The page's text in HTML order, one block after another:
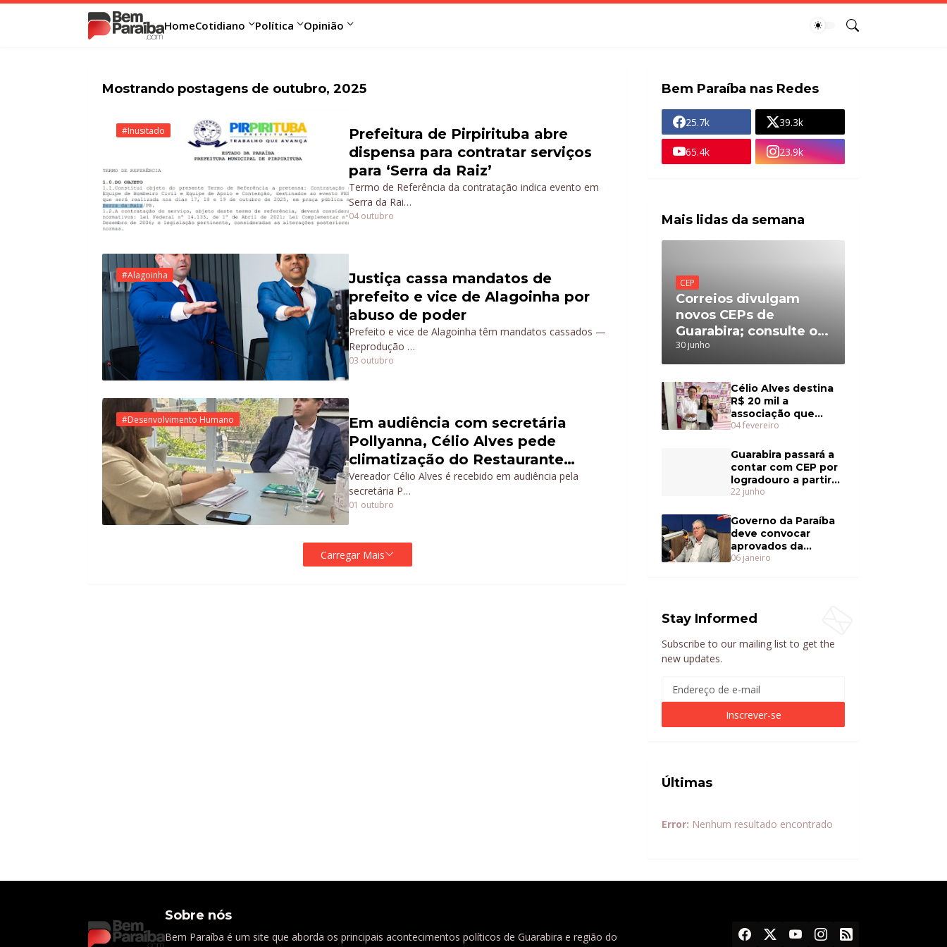
HomeCotidiano Política Opinião
Mostrando postagens de outubro, 2025
#Inusitado
Prefeitura de Pirpirituba abre
dispensa para contratar serviços
para ‘Serra da Raiz’
Termo de Referência da contratação indica evento em
Serra da Rai…
04 outubro
#Alagoinha
Justiça cassa mandatos de
prefeito e vice de Alagoinha por
abuso de poder
Prefeito e vice de Alagoinha têm mandatos cassados —
Reprodução …
03 outubro
#Desenvolvimento Humano
Em audiência com secretária
Pollyanna, Célio Alves pede
climatização do Restaurante
Popular
Vereador Célio Alves é recebido em audiência pela
secretária P…
01 outubro
Carregar Mais
Bem Paraíba nas Redes
25.7k 39.3k
65.4k 23.9k
Mais lidas da semana
CEP
Correios divulgam
novos CEPs de
Guarabira; consulte o
da sua rua
30 junho
Célio Alves destina
R$ 20 mil a
associação que
cuida de mulheres
04 fevereiro
Guarabira passará a
contar com CEP por
logradouro a partir
de julho
22 junho
Governo da Paraíba
deve convocar
aprovados da
Educação ainda em
06 janeiro
Stay Informed
Subscribe to our mailing list to get the
new updates.
Últimas
Error: Nenhum resultado encontrado
Sobre nós
Bem Paraíba é um site que aborda os principais acontecimentos políticos de Guarabira e região do